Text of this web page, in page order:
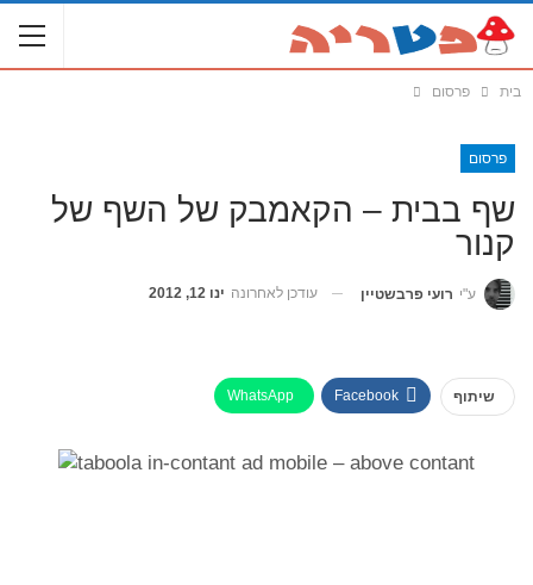
בית פרסום
פרסום
שף בבית – הקאמבק של השף של
קנור
ע"י רועי פרבשטיין עודכן לאחרונה ינו 12, 2012
שיתוף Facebook
WhatsApp